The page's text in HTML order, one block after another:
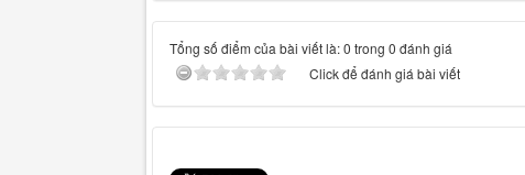
Tổng số điểm của bài viết là: 0 trong 0 đánh giá
Click để đánh giá bài viết